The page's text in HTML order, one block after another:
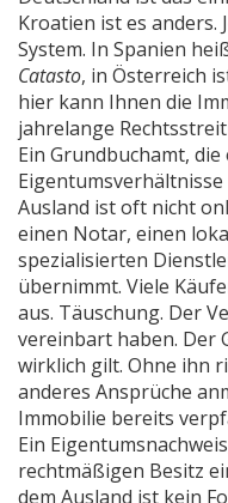
Kroatien ist es anders.
System. In Spanien
Catasto, in Österreich
hier kann Ihnen die
jahrelange
Ein Grundbuchamt, die
Ausland ist oft nicht
einen Notar, einen
spezialisierten
übernimmt. Viele
aus. Täuschung. Der
vereinbart haben. Der
wirklich gilt. Ohne ihn
anderes Ansprüche
Immobilie bereits
Ein Eigentumsnachweis
rechtmäßigen Besitz
dem Ausland ist kein